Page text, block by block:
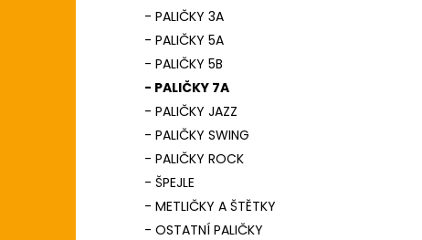
- PALIČKY 3A
- PALIČKY 5A
- PALIČKY 5B
- PALIČKY 7A
- PALIČKY JAZZ
- PALIČKY SWING
- PALIČKY ROCK
- ŠPEJLE
- METLIČKY A ŠTĚTKY
- OSTATNÍ PALIČKY